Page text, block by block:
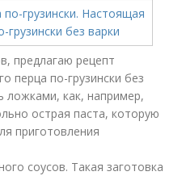
Помидор с чесноком
Горлодер с чесноком
предлагаю рецепт
перца по-грузински без
ложками, как, например,
острая паста, которую
приготовления
соусов. Такая заготовка